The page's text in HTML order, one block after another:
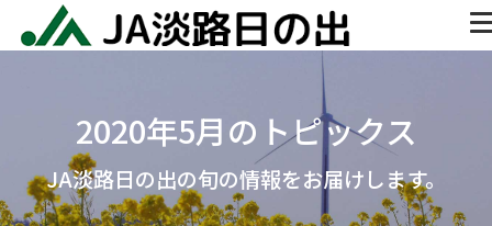
2020年5月のトピックス
JA淡路日の出の旬の情報をお届けします。